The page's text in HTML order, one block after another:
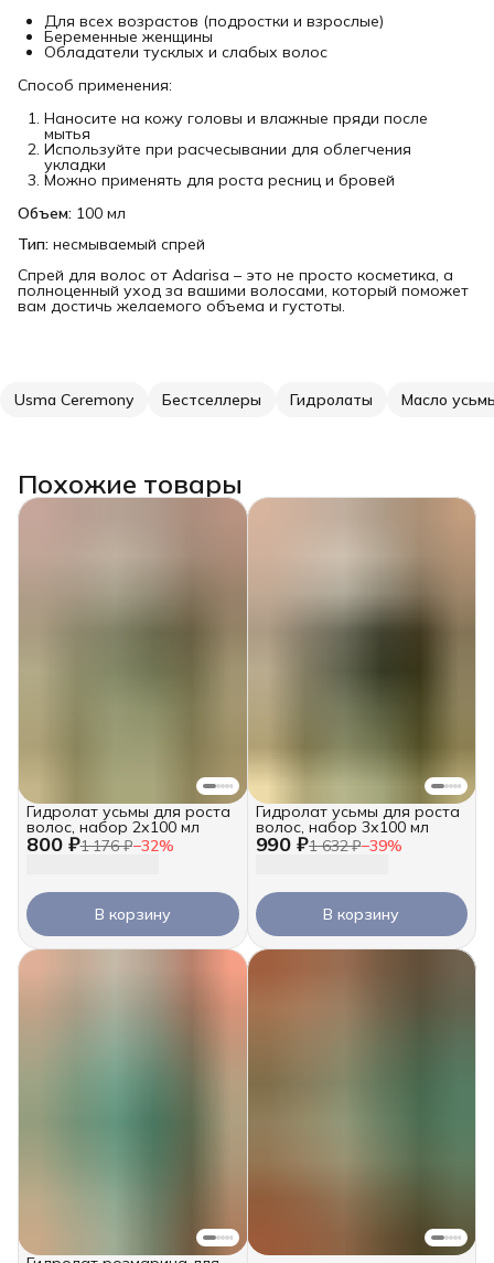
Для всех возрастов (подростки и взрослые)
Беременные женщины
Обладатели тусклых и слабых волос
Способ применения:
Наносите на кожу головы и влажные пряди после
мытья
Используйте при расчесывании для облегчения
укладки
Можно применять для роста ресниц и бровей
Объем: 100 мл
Тип: несмываемый спрей
Спрей для волос от Adarisa – это не просто косметика, а
полноценный уход за вашими волосами, который поможет
вам достичь желаемого объема и густоты.
Usma Ceremony Бестселлеры Гидролаты Масло
Похожие товары
800 ₽1 176 ₽−32%
Гидролат усьмы для роста
волос, набор 2х100 мл
В корзину
990 ₽1 632 ₽−39%
Гидролат усьмы для роста
волос, набор 3х100 мл
В корзину